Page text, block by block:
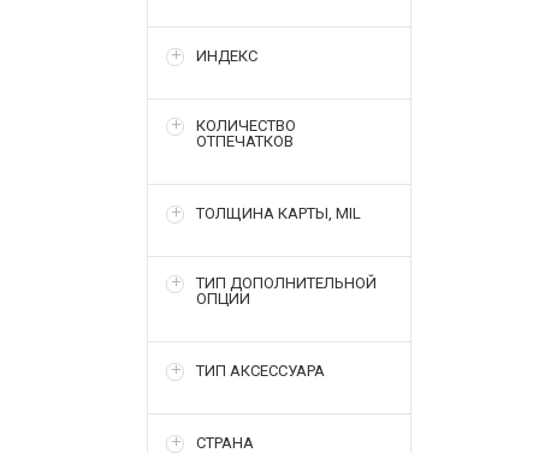
ИНДЕКС
КОЛИЧЕСТВО
ОТПЕЧАТКОВ
ТОЛЩИНА КАРТЫ, MIL
ТИП ДОПОЛНИТЕЛЬНОЙ
ОПЦИИ
ТИП АКСЕССУАРА
СТРАНА